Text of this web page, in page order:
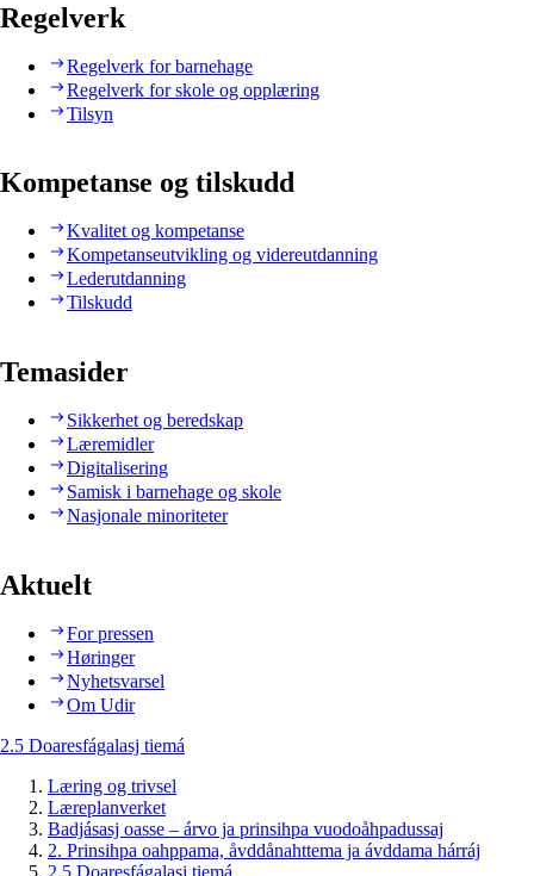
Regelverk
Regelverk for barnehage
Regelverk for skole og opplæring
Tilsyn
Kompetanse og tilskudd
Kvalitet og kompetanse
Kompetanseutvikling og videreutdanning
Lederutdanning
Tilskudd
Temasider
Sikkerhet og beredskap
Læremidler
Digitalisering
Samisk i barnehage og skole
Nasjonale minoriteter
Aktuelt
For pressen
Høringer
Nyhetsvarsel
Om Udir
2.5 Doaresfágalasj tiemá
Læring og trivsel
Læreplanverket
Badjásasj oasse – árvo ja prinsihpa vuodoåhpadussaj
2. Prinsihpa oahppama, åvddånahttema ja ávddama hárráj